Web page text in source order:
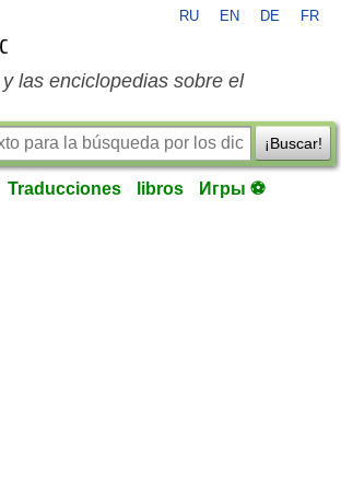
RU EN DE FR
las enciclopedias sobre el
¡Buscar!
Traducciones libros Игры ⚽